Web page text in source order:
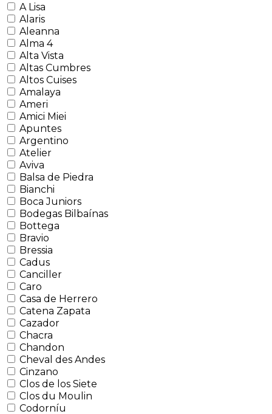
A Lisa
Alaris
Aleanna
Alma 4
Alta Vista
Altas Cumbres
Altos Cuises
Amalaya
Ameri
Amici Miei
Apuntes
Argentino
Atelier
Aviva
Balsa de Piedra
Bianchi
Boca Juniors
Bodegas Bilbaínas
Bottega
Bravio
Bressia
Cadus
Canciller
Caro
Casa de Herrero
Catena Zapata
Cazador
Chacra
Chandon
Cheval des Andes
Cinzano
Clos de los Siete
Clos du Moulin
Codorníu